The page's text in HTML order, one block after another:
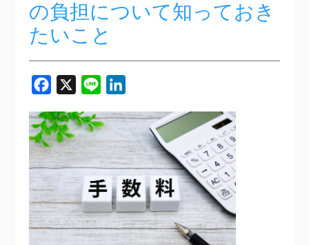
の負担について知っておき
たいこと
Facebook
X Line